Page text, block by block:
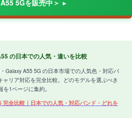
5Gを販売中＞
の日本での人気・違いを比較
Galaxy A55 5G の日本市場での人気色・対応バ
リア対応を完全比較。どのモデルを選ぶべき
1ページに集約。
全比較｜日本での人気・対応バンド・どれを